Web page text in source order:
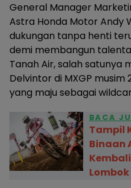
General Manager
Astra Honda Motor Andy
dukungan tanpa henti
demi membangun
Tanah Air, salah satunya
Delvintor di MXGP
yang maju sebagai
BACA
Tampil
Binaan
Lombok